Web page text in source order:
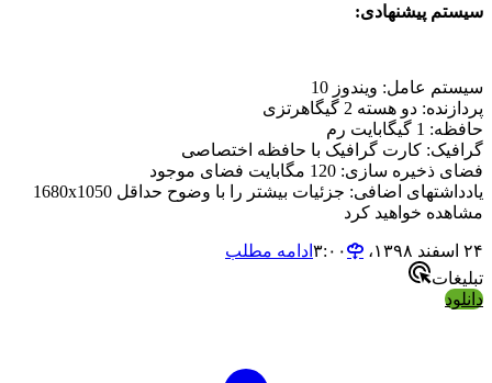
پیشنهادی:
عامل: ویندوز 10
دو هسته 2 گیگاهرتزی
1 گیگابایت رم
کارت گرافیک با حافظه اختصاصی
ذخیره سازی: 120 مگابایت فضای موجود
یادداشتهای اضافی: جزئیات بیشتر را با وضوح حداقل 1680x1050
خواهید کرد
ادامه مطلب